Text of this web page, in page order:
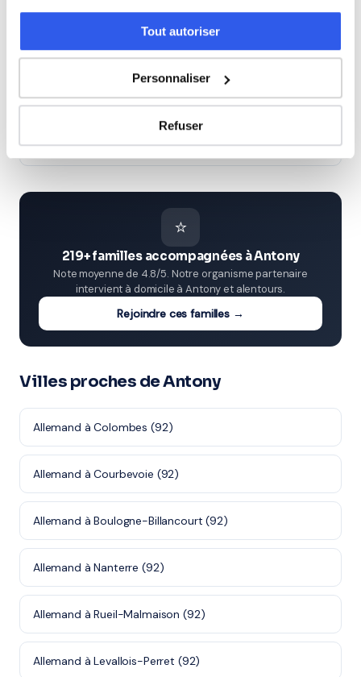
Tout autoriser
Personnaliser
Refuser
Terminale (Lycée)
Études supérieures (Supérieur & Adultes)
Adultes (Supérieur & Adultes)
⭐
219+ familles accompagnées à Antony
Note moyenne de 4.8/5. Notre organisme partenaire
intervient à domicile à Antony et alentours.
Rejoindre ces familles →
Villes proches de Antony
Allemand à Colombes (92)
Allemand à Courbevoie (92)
Allemand à Boulogne-Billancourt (92)
Allemand à Nanterre (92)
Allemand à Rueil-Malmaison (92)
Allemand à Levallois-Perret (92)